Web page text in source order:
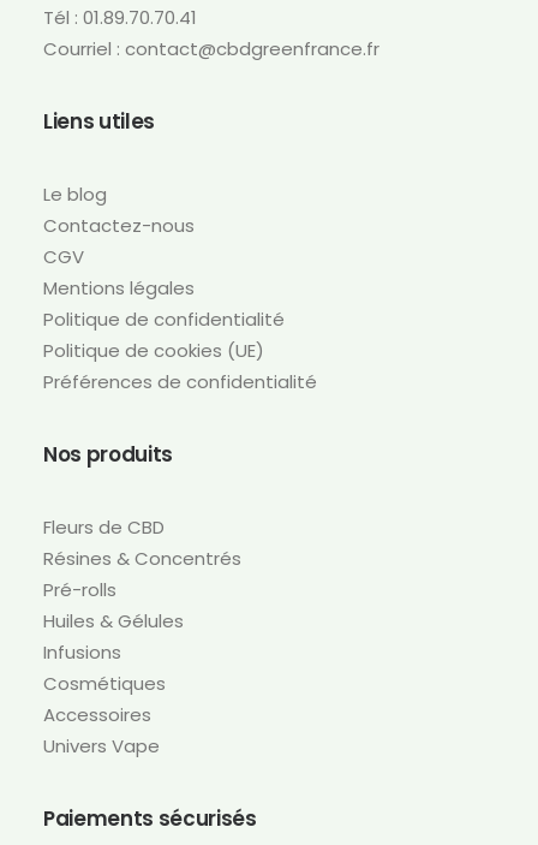
Tél : 01.89.70.70.41
Courriel : contact@cbdgreenfrance.fr
Liens utiles
Le blog
Contactez-nous
CGV
Mentions légales
Politique de confidentialité
Politique de cookies (UE)
Préférences de confidentialité
Nos produits
Fleurs de CBD
Résines & Concentrés
Pré-rolls
Huiles & Gélules
Infusions
Cosmétiques
Accessoires
Univers Vape
Paiements sécurisés